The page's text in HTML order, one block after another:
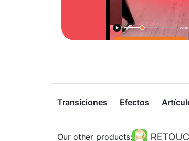
Transiciones Efectos
Our other products: